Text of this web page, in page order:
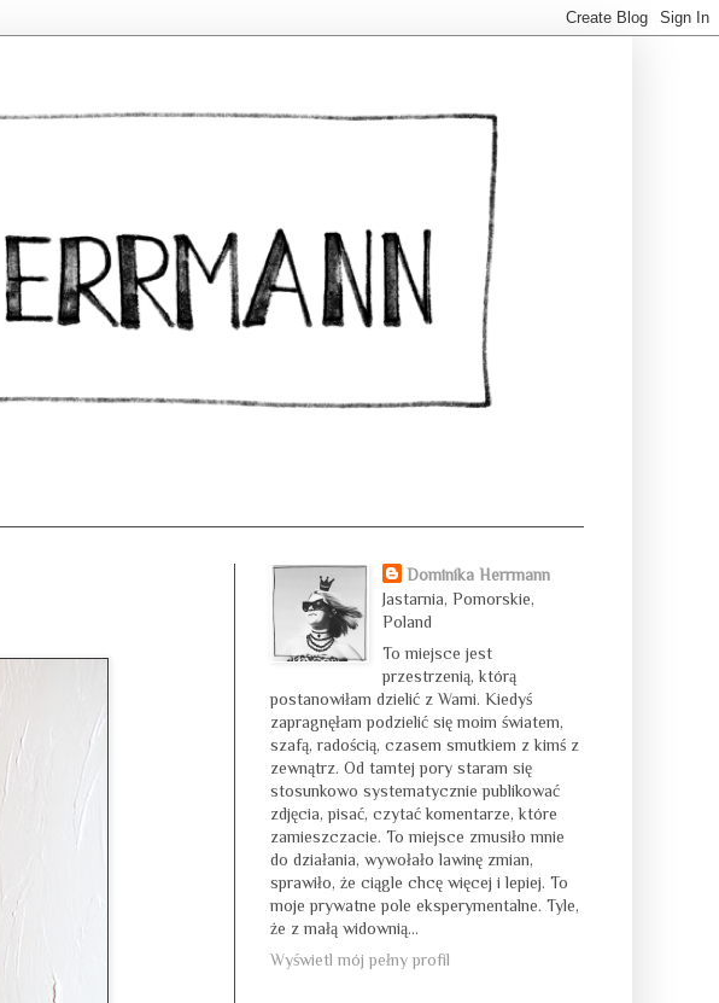
Dominika Herrmann
Jastarnia, Pomorskie,
Poland
To miejsce jest
przestrzenią, którą
postanowiłam dzielić z Wami. Kiedyś
zapragnęłam podzielić się moim światem,
szafą, radością, czasem smutkiem z kimś z
zewnątrz. Od tamtej pory staram się
stosunkowo systematycznie publikować
zdjęcia, pisać, czytać komentarze, które
zamieszczacie. To miejsce zmusiło mnie
do działania, wywołało lawinę zmian,
sprawiło, że ciągle chcę więcej i lepiej. To
moje prywatne pole eksperymentalne. Tyle,
że z małą widownią...
Wyświetl mój pełny profil